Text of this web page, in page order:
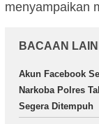
menyampaikan
BACAAN
Akun Facebook
Narkoba Polres
Segera Ditempuh